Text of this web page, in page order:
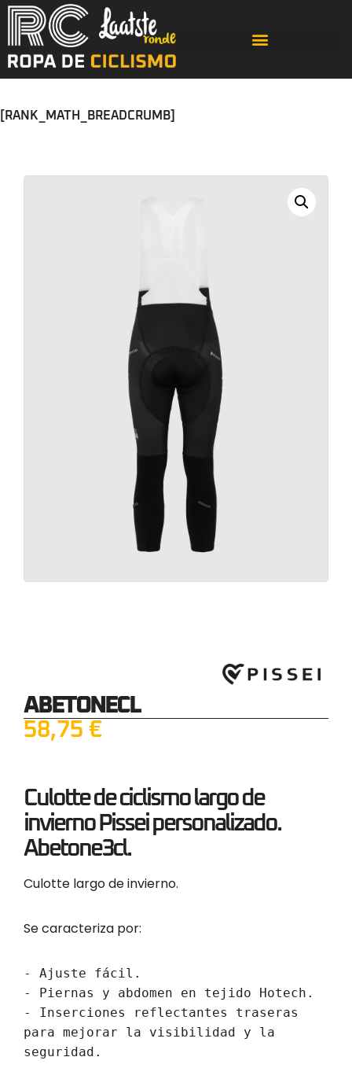
[RANK_MATH_BREADCRUMB]
ABETONECL
58,75 €
Culotte de ciclismo largode
invierno Pissei personalizado.
Abetone3cl.
Culotte largo de invierno.
Se caracteriza por:
- Ajuste fácil.
- Piernas y abdomen en tejido Hotech.
- Inserciones reflectantes traseras
para mejorar la visibilidad y la
seguridad.